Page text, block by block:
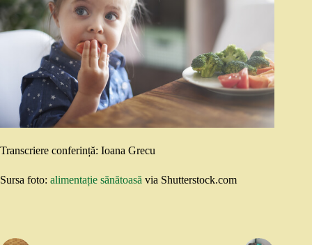
Transcriere conferință: Ioana Grecu
Sursa foto: alimentație sănătoasă via Shutterstock.com